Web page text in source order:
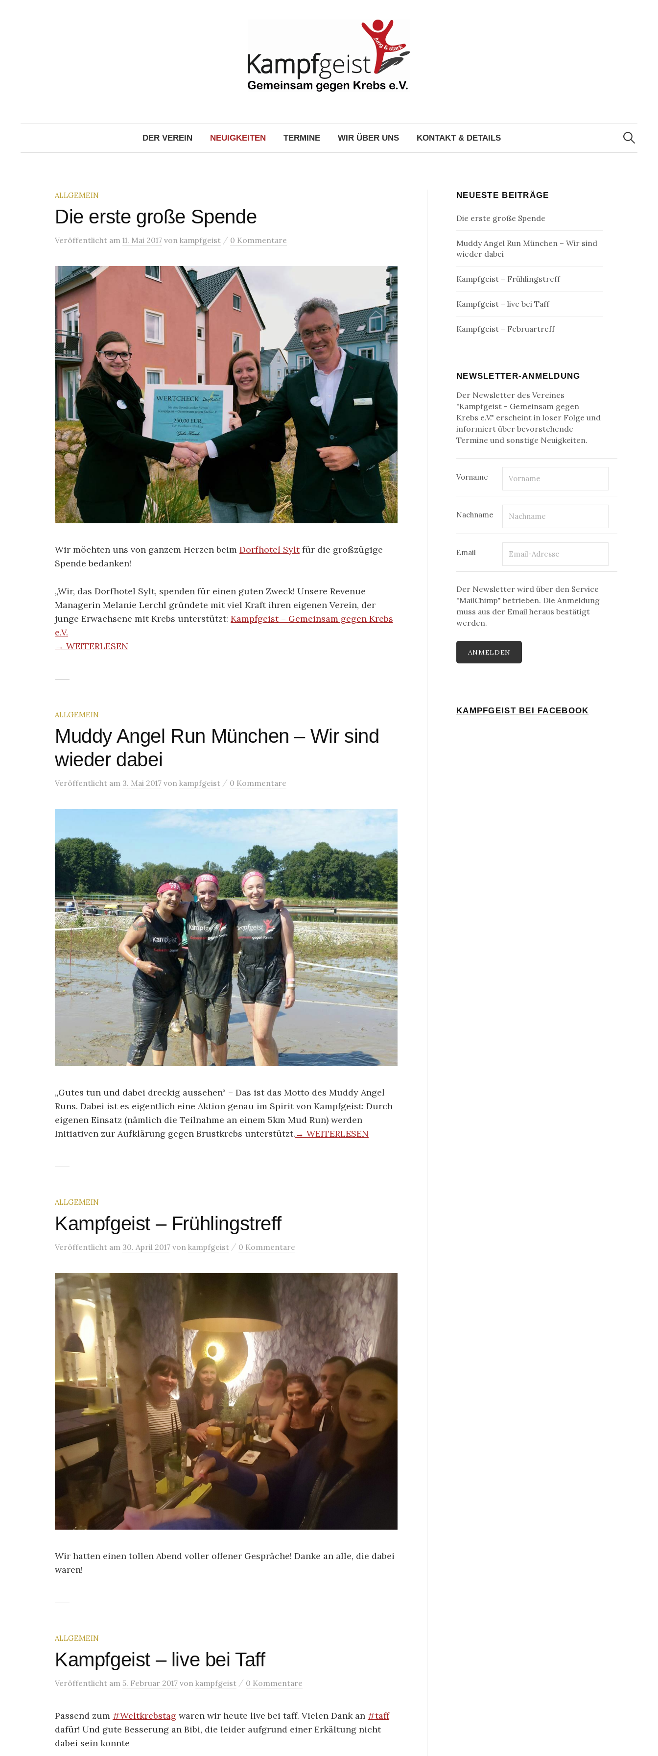
DER VEREIN NEUIGKEITEN TERMINE WIR ÜBER UNS KONTAKT & DETAILS
Suchen
nach:
ALLGEMEIN
Die erste große Spende
Veröffentlicht am 11. Mai 2017 von kampfgeist / 0 Kommentare
Wir möchten uns von ganzem Herzen beim Dorfhotel Syltfür die großzügige
Spende bedanken!
„Wir, das Dorfhotel Sylt, spenden für einen guten Zweck! Unsere Revenue
Managerin Melanie Lerchl gründete mit viel Kraft ihren eigenen Verein, der
junge Erwachsene mit Krebs unterstützt: Kampfgeist – Gemeinsam gegen Krebs
e.V.
→ WEITERLESEN
ALLGEMEIN
Muddy Angel Run München – Wir sind
wieder dabei
Veröffentlicht am 3. Mai 2017 von kampfgeist / 0 Kommentare
„Gutes tun und dabei dreckig aussehen“ – Das ist das Motto des Muddy Angel
Runs. Dabei ist es eigentlich eine Aktion genau im Spirit von Kampfgeist: Durch
eigenen Einsatz (nämlich die Teilnahme an einem 5km Mud Run) werden
Initiativen zur Aufklärung gegen Brustkrebs unterstützt.→ WEITERLESEN
ALLGEMEIN
Kampfgeist – Frühlingstreff
Veröffentlicht am 30. April 2017 von kampfgeist / 0 Kommentare
Wir hatten einen tollen Abend voller offener Gespräche! Danke an alle, die dabei
waren!
ALLGEMEIN
Kampfgeist – live bei Taff
Veröffentlicht am 5. Februar 2017 von kampfgeist / 0 Kommentare
Passend zum #Weltkrebstag waren wir heute live bei taff. Vielen Dank an #taff
dafür! Und gute Besserung an Bibi, die leider aufgrund einer Erkältung nicht
dabei sein konnte
NEUESTE BEITRÄGE
Die erste große Spende
Muddy Angel Run München – Wir sind
wieder dabei
Kampfgeist – Frühlingstreff
Kampfgeist – live bei Taff
Kampfgeist – Februartreff
NEWSLETTER-ANMELDUNG
Der Newsletter des Vereines
"Kampfgeist - Gemeinsam gegen
Krebs e.V." erscheint in loser Folge und
informiert über bevorstehende
Termine und sonstige Neuigkeiten.
Vorname
Nachname
Email
Der Newsletter wird über den Service
"MailChimp" betrieben. Die Anmeldung
muss aus der Email heraus bestätigt
werden.
KAMPFGEIST BEI FACEBOOK